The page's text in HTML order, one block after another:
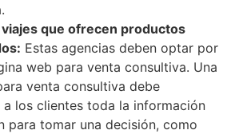
que ofrecen productos
Estas agencias deben optar por
web para venta consultiva. Una
venta consultiva debe
los clientes toda la información
para tomar una decisión, como